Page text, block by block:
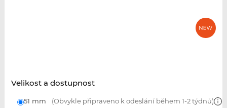
Velikost a dostupnost
51 mm (Obvykle připraveno k odeslání během 1-2 týdnů)